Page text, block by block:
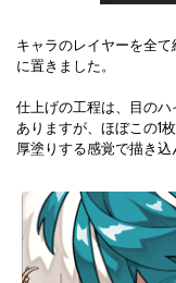
キャラのレイヤーを全
に置きました。
仕上げの工程は、目の
ありますが、ほぼこの1
厚塗りする感覚で描き込